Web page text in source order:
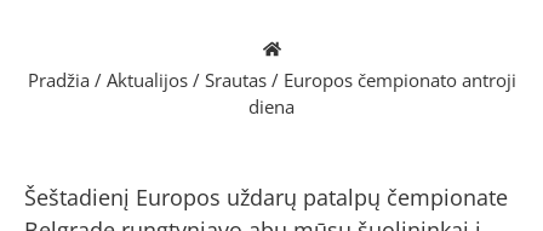
Pradžia / Aktualijos/ Srautas/ Europos čempionato antroji
diena
Šeštadienį Europos uždarų patalpų čempionate